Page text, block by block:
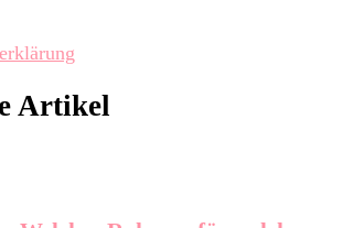
Artikel